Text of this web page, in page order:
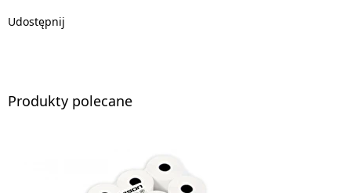
Udostępnij
Produkty polecane